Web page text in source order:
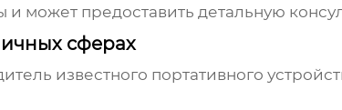
может предоставить детальную
сферах
известного портативного